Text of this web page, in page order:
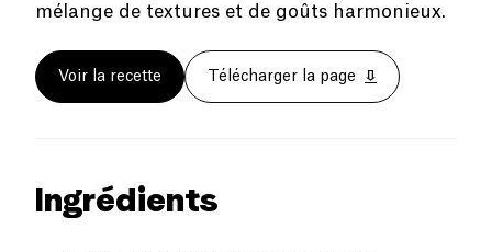
mélange de textures et de goûts harmonieux.
Voir la recette Télécharger la page
Ingrédients